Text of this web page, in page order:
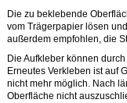
Die zu beklebende
vom Trägerpapier lösen
außerdem empfohlen, die
Die Aufkleber können
Erneutes Verkleben ist auf
nicht mehr möglich. Nach
Oberfläche nicht